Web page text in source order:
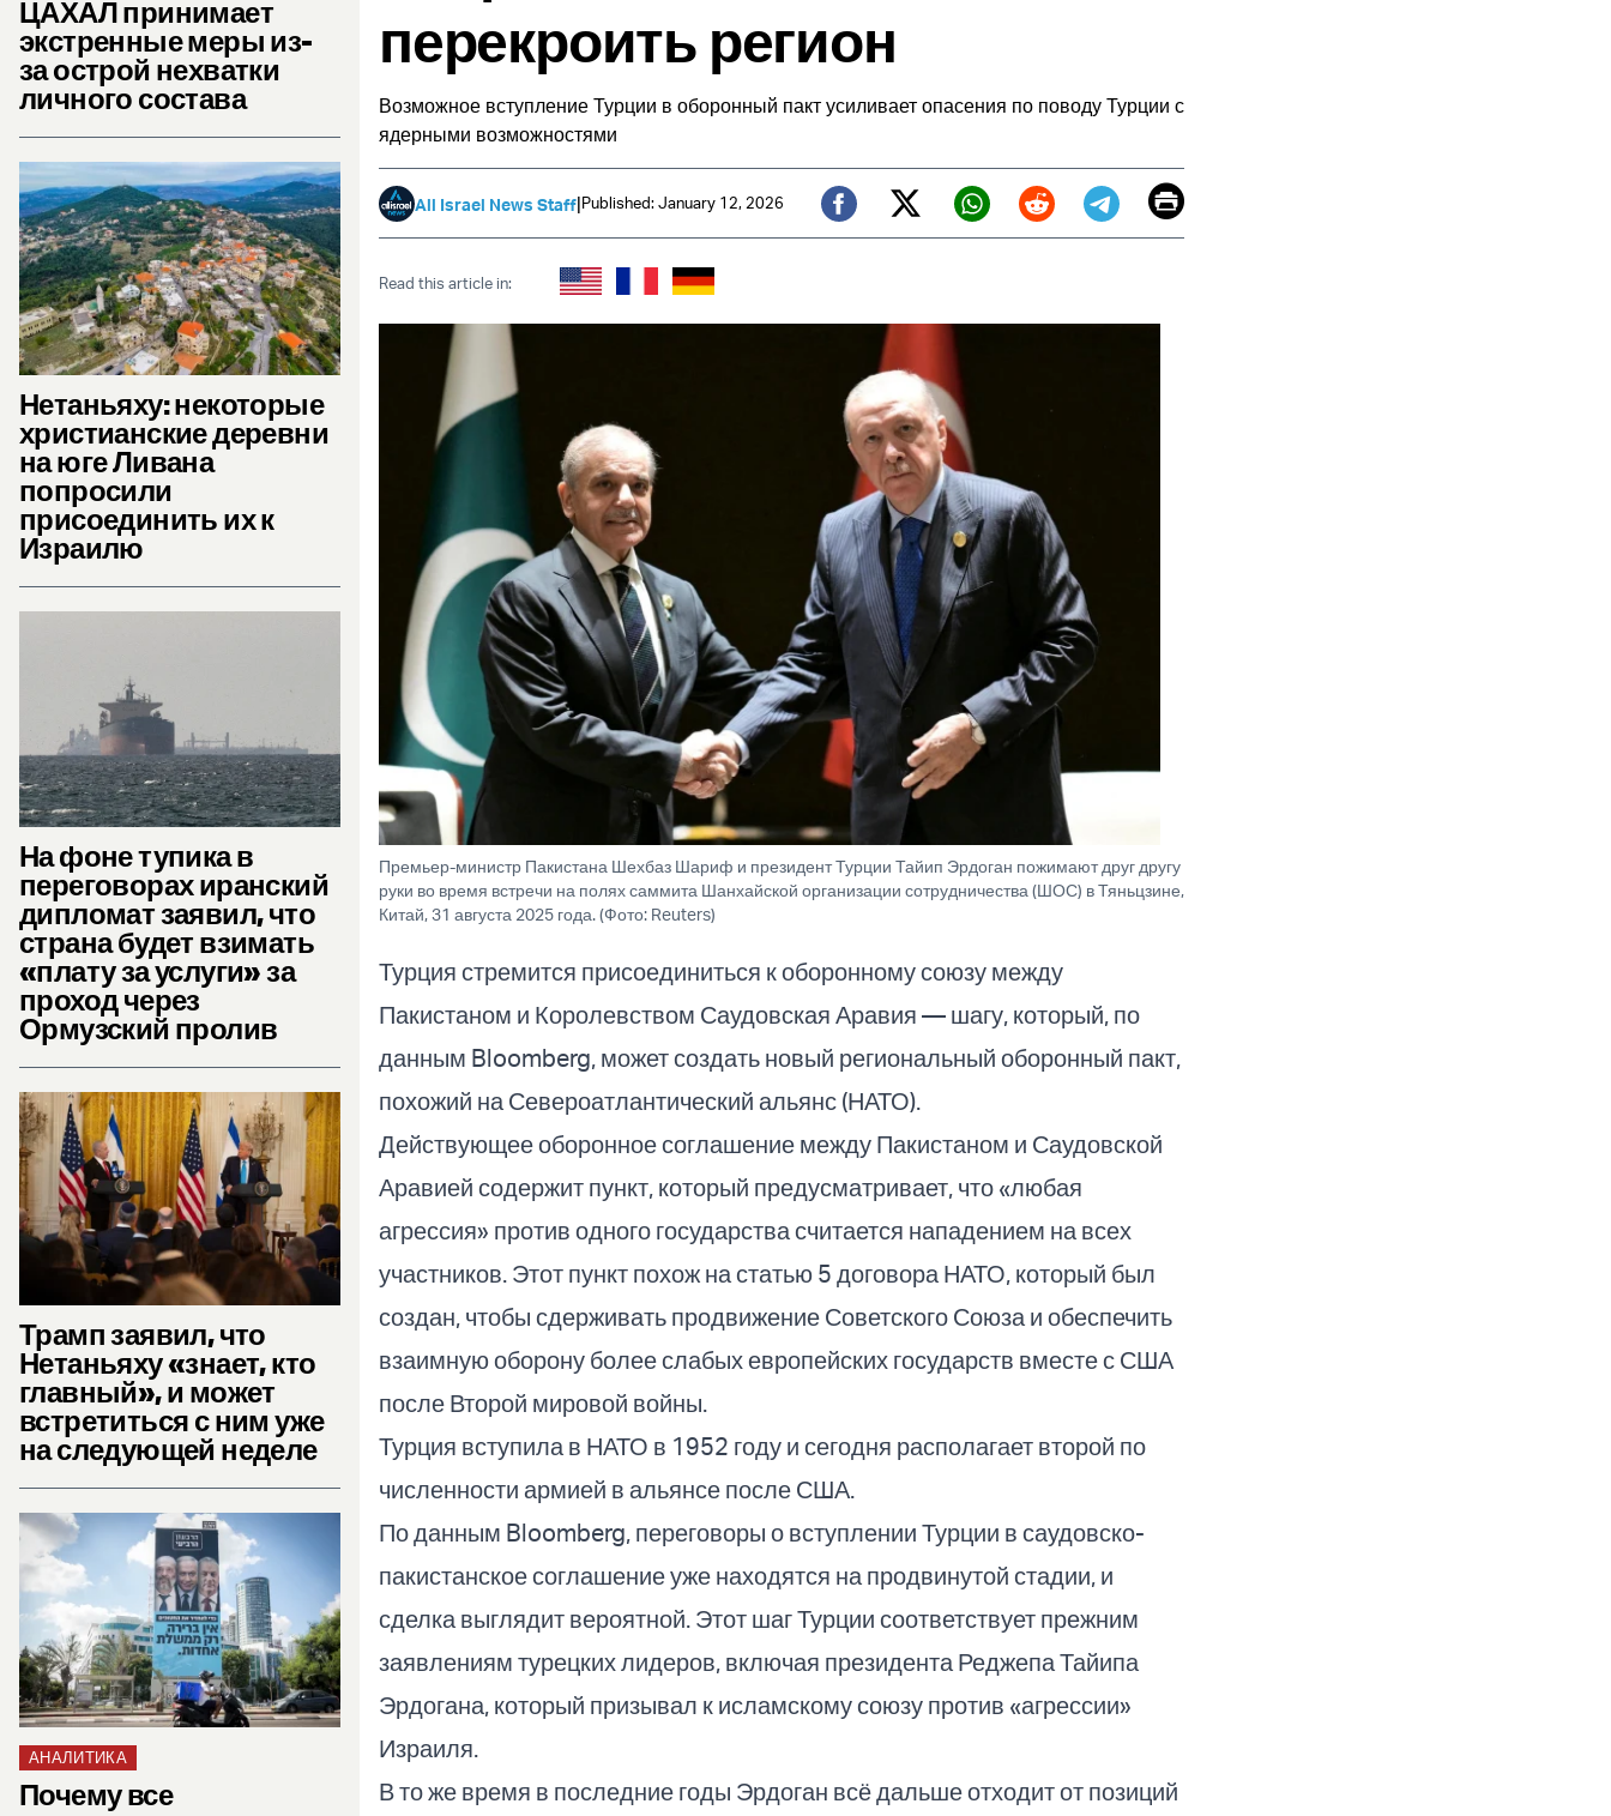
ЦАХАЛ принимает
экстренные меры из-
за острой нехватки
личного состава
Нетаньяху: некоторые
христианские деревни
на юге Ливана
попросили
присоединить их к
Израилю
На фоне тупика в
переговорах иранский
дипломат заявил, что
страна будет взимать
«плату за услуги» за
проход через
Ормузский пролив
Трамп заявил, что
Нетаньяху «знает, кто
главный», и может
встретиться с ним уже
на следующей неделе
АНАЛИТИКА
Почему все
перекроить регион
Возможное вступление Турции в оборонный пакт усиливает опасения по поводу Турции с
ядерными возможностями
All Israel News Staff|Published: January 12, 2026
Facebook
Twitter (X)
Whatsapp
RedditTelegram
EmailPrint
Read this article in:
Премьер-министр Пакистана Шехбаз Шариф и президент Турции Тайип Эрдоган пожимают друг другу
руки во время встречи на полях саммита Шанхайской организации сотрудничества (ШОС) в Тяньцзине,
Китай, 31 августа 2025 года. (Фото: Reuters)
Турция стремится присоединиться к оборонному союзу между
Пакистаном и Королевством Саудовская Аравия — шагу, который, по
данным Bloomberg, может создать новый региональный оборонный пакт,
похожий на Североатлантический альянс (НАТО).
Действующее оборонное соглашение между Пакистаном и Саудовской
Аравией содержит пункт, который предусматривает, что «любая
агрессия» против одного государства считается нападением на всех
участников. Этот пункт похож на статью 5 договора НАТО, который был
создан, чтобы сдерживать продвижение Советского Союза и обеспечить
взаимную оборону более слабых европейских государств вместе с США
после Второй мировой войны.
Турция вступила в НАТО в 1952 году и сегодня располагает второй по
численности армией в альянсе после США.
По данным Bloomberg, переговоры о вступлении Турции в саудовско-
пакистанское соглашение уже находятся на продвинутой стадии, и
сделка выглядит вероятной. Этот шаг Турции соответствует прежним
заявлениям турецких лидеров, включая президента Реджепа Тайипа
Эрдогана, который призывал к исламскому союзу против «агрессии»
Израиля.
В то же время в последние годы Эрдоган всё дальше отходит от позиций